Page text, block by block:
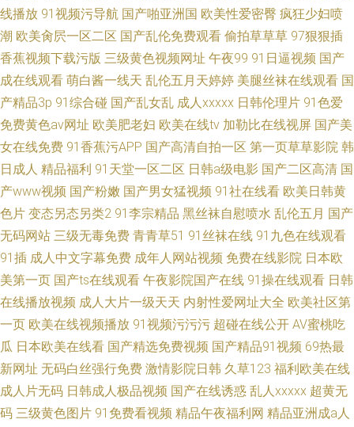
线播放 91视频污导航 国产啪亚洲国 欧美性爱密臀 疯狂少妇喷
潮 欧美肏屄一区二区 国产乱伦免费观看 偷拍草草草 97狠狠插
香蕉视频下载污版 三级黄色视频网址 午夜99 91日逼视频 国产
成在线观看 萌白酱一线天 乱伦五月天婷婷 美腿丝袜在线观看 国
产精品3p 91综合碰 国产乱女乱 成人xxxxx 日韩伦理片 91色爱
免费黄色av网址 欧美肥老妇 欧美在线tv 加勒比在线视屏 国产美
女在线免费 91香蕉污APP 国产高清自拍一区 第一页草草影院 韩
日成人 精品福利 91天堂一区二区 日韩a级电影 国产二区高清 国
产www视频 国产粉嫩 国产男女猛视频 91社在线看 欧美日韩黄
色片 变态另态另类2 91李宗精品 黑丝袜自慰喷水 乱伦五月 国产
无码网站 三级无毒免费 青青草51 91丝袜在线 91九色在线观看
91插 成人中文字幕免费 成年人网站视频 免费在线影院 日本欧
美第一页 国产ts在线观看 午夜影院国产在线 91操在线观看 日韩
在线播放视频 成人大片一级天天 内射性爱网址大全 欧美社区第
一页 欧美在线视频播放 91视频污污污 超碰在线公开 AV蜜桃吃
瓜 日本欧美在线看 国产精选免费视频 国产精品91视频 69热最
新网址 无码白丝强行免费 激情影院日韩 久草123 福利欧美在线
成人片无码 日韩成人极品视频 国产在线诱惑 乱人xxxxx 超黄无
码 三级黄色图片 91免费看视频 精品午夜福利网 精品亚洲成a人